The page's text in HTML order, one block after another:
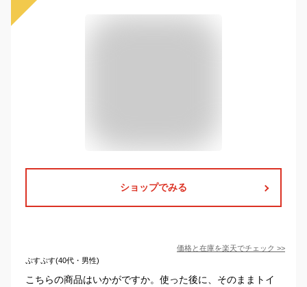
ショップでみる
価格と在庫を楽天でチェック >>
ぷすぷす(40代・男性)
こちらの商品はいかがですか。使った後に、そのままトイ